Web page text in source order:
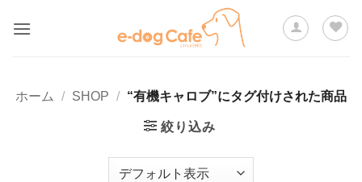
ホーム / SHOP / “有機キャロブ”にタグ付けされた商品
絞り込み